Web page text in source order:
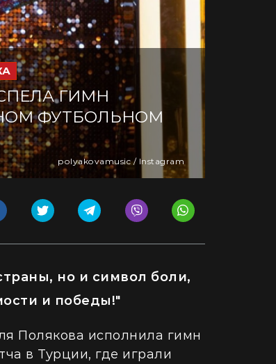
ГИМН
ФУТБОЛЬНОМ
polyakovamusic / Instagram
но и символ боли,
и победы!"
Полякова исполнила гимн
в Турции, где играли